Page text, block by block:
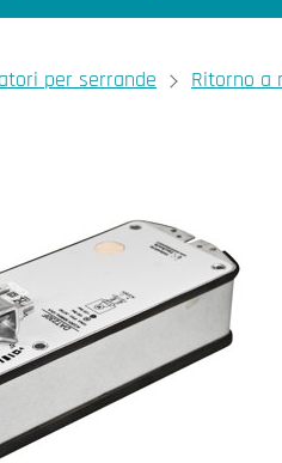
per serrande Ritorno a